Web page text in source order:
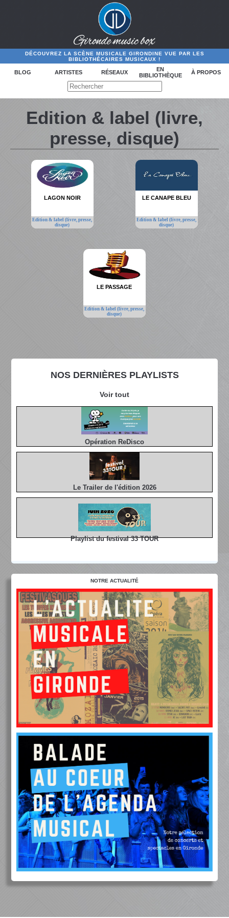
DÉCOUVREZ LA SCÈNE MUSICALE GIRONDINE VUE PAR LES
BIBLIOTHÉCAIRES MUSICAUX !
BLOG ARTISTES RÉSEAUX
EN
BIBLIOTHÈQUE
À PROPOS
NOS DERNIÈRES PLAYLISTS
Voir tout
Opération ReDisco
Le Trailer de l'édition 2026
Playlist du festival 33 TOUR
Edition & label (livre,
presse, disque)
LAGON NOIR
Edition & label (livre, presse,
disque)
LE CANAPE BLEU
Edition & label (livre, presse,
disque)
LE PASSAGE
Edition & label (livre, presse,
disque)
NOTRE ACTUALITÉ